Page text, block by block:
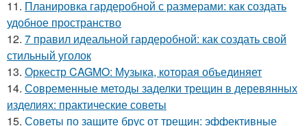
11. Планировка гардеробной с размерами: как создать
удобное пространство
12. 7 правил идеальной гардеробной: как создать свой
стильный уголок
13. Оркестр CAGMO: Музыка, которая объединяет
14. Современные методы заделки трещин в деревянных
изделиях: практические советы
15. Советы по защите брус от трещин: эффективные